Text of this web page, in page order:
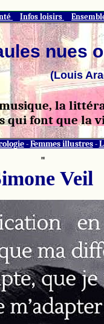
Infos loisirs
nues
(Louis
la
qui font que la
- Femmes illustres-
HI
Veil